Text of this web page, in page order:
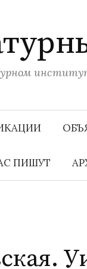
ПИШУТ